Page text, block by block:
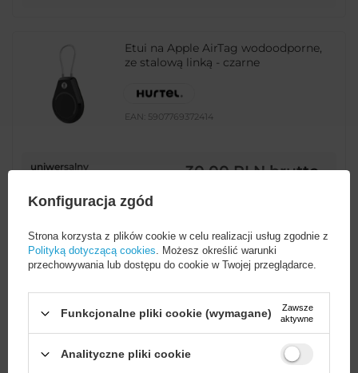
Etui na Apple AirTag wodoodporne,
ze stalową linką - czarne
EAN: 5907769372414
uniwersalny 30,00 PLNbrutto
21 szt. w magazynie
Etui na Apple AirTag wodoodporne -
Konfiguracja zgód
Strona korzysta z plików cookie w celu realizacji usług zgodnie z
Polityką dotyczącą cookies . Możesz określić warunki
przechowywania lub dostępu do cookie w Twojej przeglądarce.
Funkcjonalne pliki cookie (wymagane)
Zawsze
aktywne
Analityczne pliki cookie